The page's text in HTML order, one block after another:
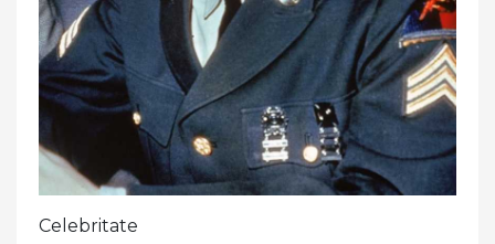
Celebritate